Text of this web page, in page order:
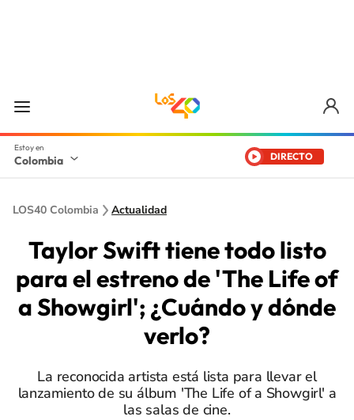
Colombia DIRECTO
LOS40 Colombia Actualidad
Taylor Swift tiene todo listo
para el estreno de 'The Life of
a Showgirl'; ¿Cuándo y dónde
verlo?
La reconocida artista está lista para llevar el
lanzamiento de su álbum 'The Life of a Showgirl' a
las salas de cine.